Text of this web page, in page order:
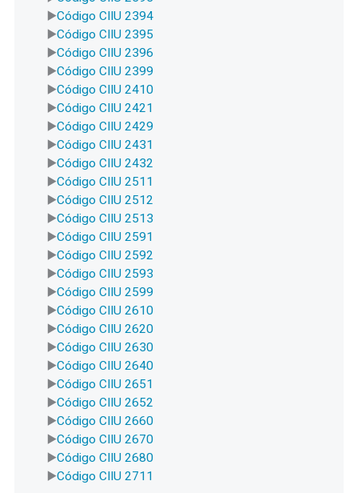
Código CIIU 2394
Código CIIU 2395
Código CIIU 2396
Código CIIU 2399
Código CIIU 2410
Código CIIU 2421
Código CIIU 2429
Código CIIU 2431
Código CIIU 2432
Código CIIU 2511
Código CIIU 2512
Código CIIU 2513
Código CIIU 2591
Código CIIU 2592
Código CIIU 2593
Código CIIU 2599
Código CIIU 2610
Código CIIU 2620
Código CIIU 2630
Código CIIU 2640
Código CIIU 2651
Código CIIU 2652
Código CIIU 2660
Código CIIU 2670
Código CIIU 2680
Código CIIU 2711